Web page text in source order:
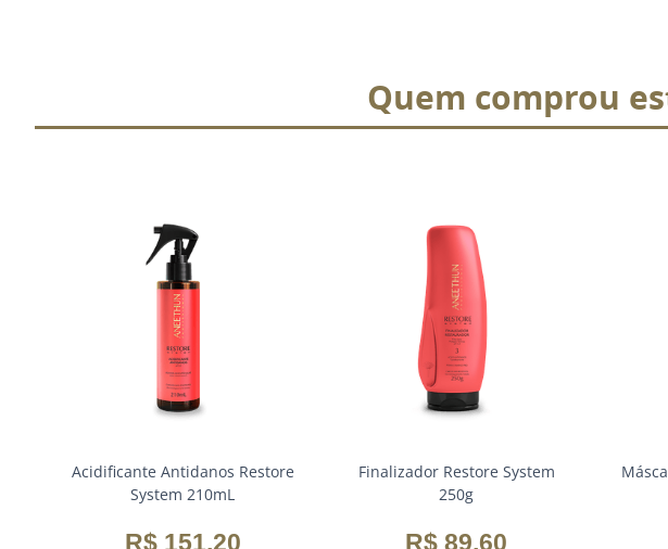
Quem comprou
Acidificante Antidanos Restore
System 210mL
R$ 151,20
Finalizador Restore System
250g
R$ 89,60